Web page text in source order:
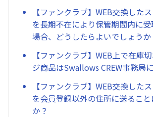
【ファンクラブ】WEB交換した
を長期不在により保管期間内に
場合、どうしたらよいでしょうか
【ファンクラブ】WEB上で在庫
ジ商品はSwallows CREW事務局
【ファンクラブ】WEB交換した
を会員登録以外の住所に送るこ
か？